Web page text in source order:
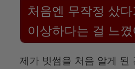
처음엔 무작정 샀
이상하다는 걸 느꼈
제가 빗썸을 처음 알게 된